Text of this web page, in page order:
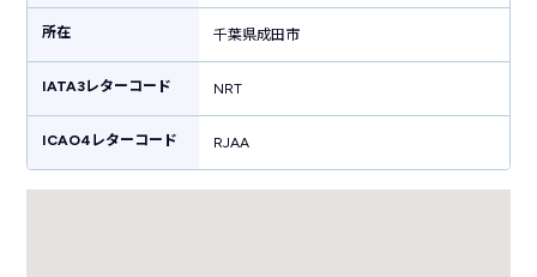
葉だけでなく全国各地のお土産・グルメが揃います。空港敷地内にはカプ
セルホテルやシャワールームも併設しており高い快適性が魅力。都心を結
ぶ電車がターミナルに直結しているので都内へのアクセス・関東の観光に
便利です。
所在 千葉県成田市
IATA3レターコード NRT
ICAO4レターコード RJAA